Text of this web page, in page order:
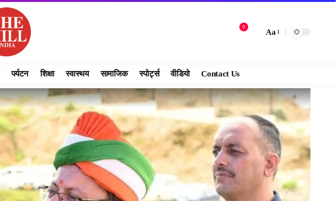
9
Aa
पर्यटन शिक्षा स्वास्थय सामाजिक स्पोर्ट्स वीडियो Contact Us